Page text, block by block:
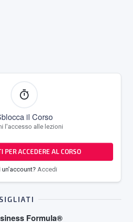
timer
il Corso
l'accesso alle lezioni
PER ACCEDERE AL CORSO
un'account? Accedi
Formula®